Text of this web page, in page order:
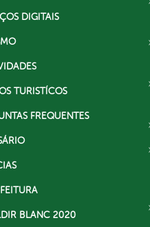
DIGITAIS
TURISTÍCOS
FREQUENTES
BLANC 2020